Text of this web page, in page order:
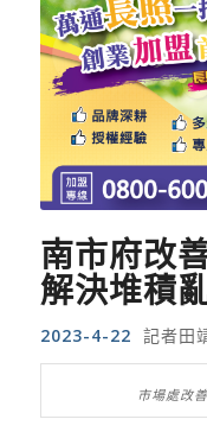
南市府改
解決堆積
2023-4-22 記者田
市場處改